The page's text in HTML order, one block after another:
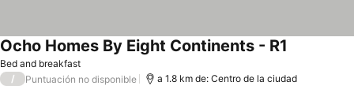
Bed and breakfast
Ocho Homes By Eight Continents - R1
/ Puntuación no disponible a 1.8 km de: Centro de la ciudad